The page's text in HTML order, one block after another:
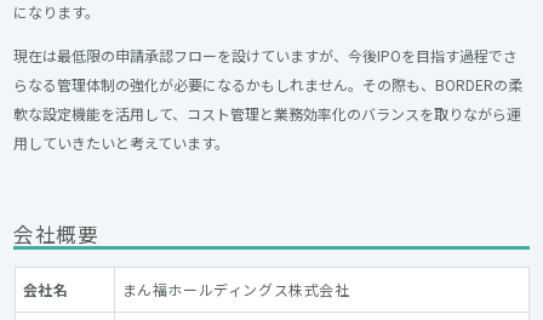
になります。
現在は最低限の申請承認フローを設けていますが、今後IPOを目指す過程でさ
らなる管理体制の強化が必要になるかもしれません。その際も、BORDERの柔
軟な設定機能を活用して、コスト管理と業務効率化のバランスを取りながら運
用していきたいと考えています。
会社概要
会社名 まん福ホールディングス株式会社